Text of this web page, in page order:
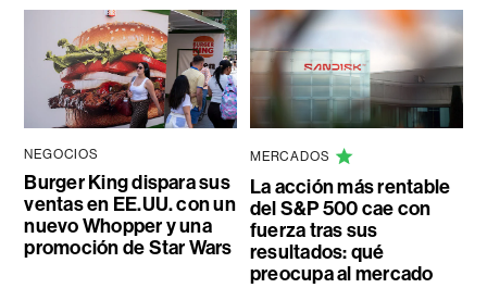
NEGOCIOS
Burger King dispara sus
ventas en EE.UU. con un
nuevo Whopper y una
promoción de Star Wars
MERCADOS
La acción más rentable
del S&P 500 cae con
fuerza tras sus
resultados: qué
preocupa al mercado